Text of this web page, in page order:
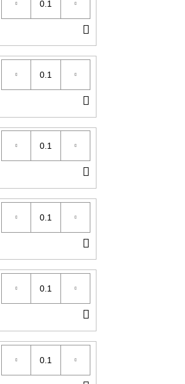
KOŠÍKU
KOŠÍKU
KOŠÍKU
KOŠÍKU
KOŠÍKU